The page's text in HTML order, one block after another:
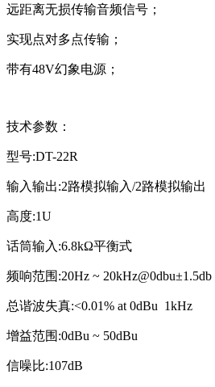
远距离无损传输音频信号；
实现点对多点传输；
带有48V幻象电源；
技术参数：
型号:DT-22R
输入输出:2路模拟输入/2路模拟输出
高度:1U
话筒输入:6.8kΩ平衡式
频响范围:20Hz ~ 20kHz@0dbu±1.5db
总谐波失真:<0.01% at 0dBu 1kHz
增益范围:0dBu ~ 50dBu
信噪比:107dB